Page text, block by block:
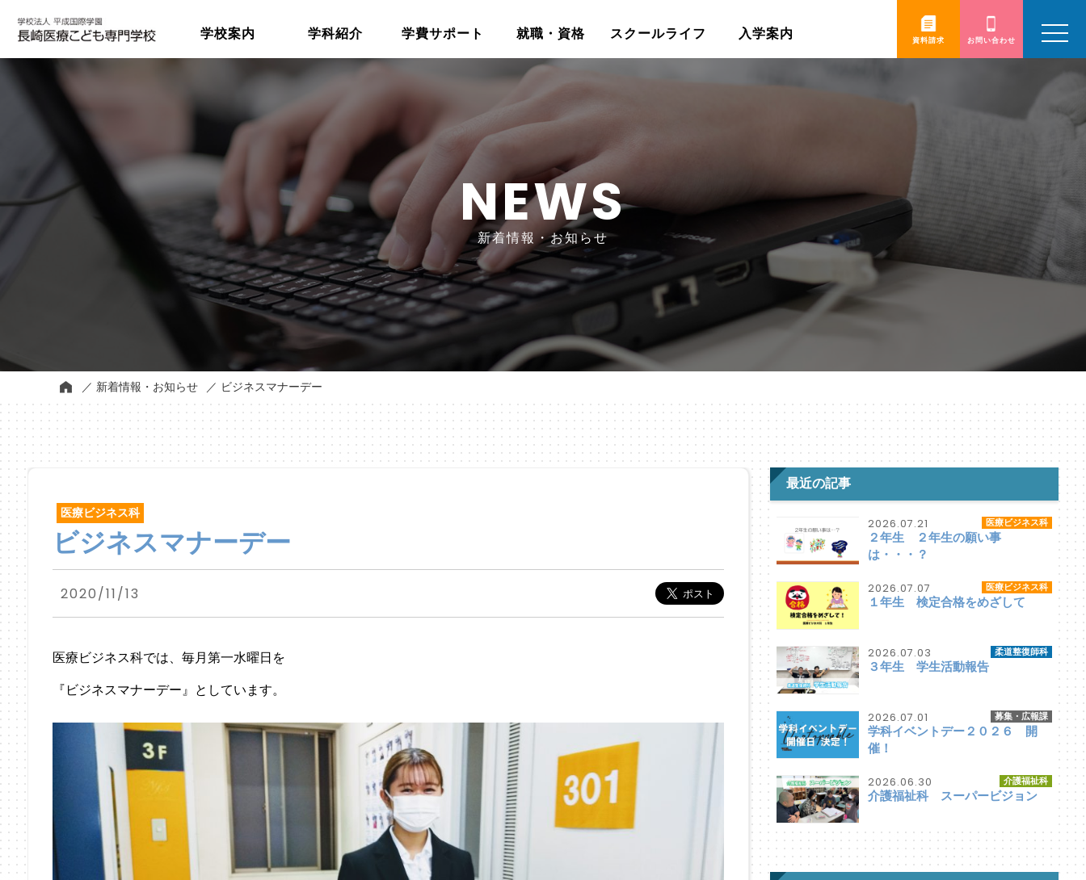
学校案内 学科紹介 学費サポート 就職・資格 スクールライフ 入学案内 資料請求 お問い合わせ
toggle
NEWS
新着情報・お知らせ
新着情報・お知らせ ビジネスマナーデー
医療ビジネス科
ビジネスマナーデー
2020/11/13
医療ビジネス科では、毎月第一水曜日を
『ビジネスマナーデー』としています。
最近の記事
2026.07.21 医療ビジネス科
２年生 ２年生の願い事
は・・・？
2026.07.07 医療ビジネス科
１年生 検定合格をめざして
2026.07.03 柔道整復師科
３年生 学生活動報告
2026.07.01 募集・広報課
学科イベントデー２０２６ 開
催！
2026.06.30 介護福祉科
介護福祉科 スーパービジョン